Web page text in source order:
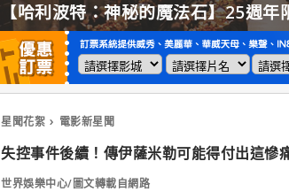
【哈利波特：神秘的魔法石】25週
星聞花絮 電影新星聞
失控事件後續！傳伊薩米勒可能得付出這慘
世界娛樂中心/圖文轉載自網路